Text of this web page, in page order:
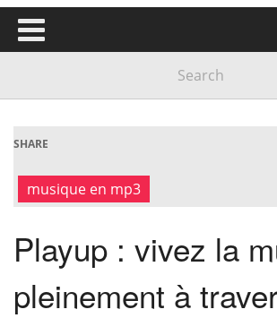
SHARE
musique en mp3
Playup : vivez la
pleinement à